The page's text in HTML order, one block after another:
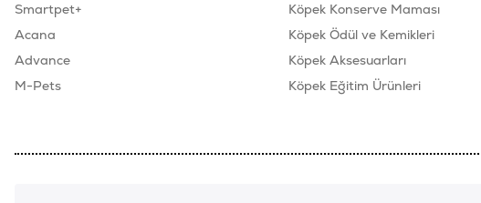
Smartpet+
Acana
Advance
M-Pets
Köpek Konserve Maması
Köpek Ödül ve Kemikleri
Köpek Aksesuarları
Köpek Eğitim Ürünleri